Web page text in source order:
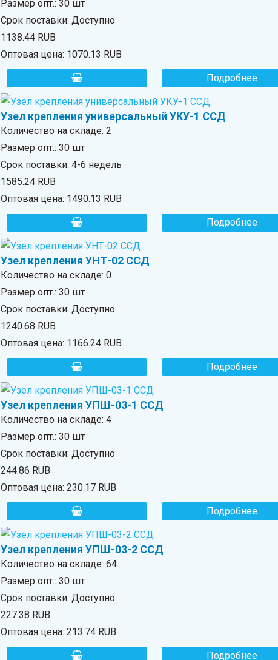
Размер опт.: 30 шт
Срок поставки: Доступно
1138.44 RUB
Оптовая цена: 1070.13 RUB
Подробнее
Узел крепления универсальный УКУ-1 ССД
Количество на складе: 2
Размер опт.: 30 шт
Срок поставки: 4-6 недель
1585.24 RUB
Оптовая цена: 1490.13 RUB
Подробнее
Узел крепления УНТ-02 ССД
Количество на складе: 0
Размер опт.: 30 шт
Срок поставки: Доступно
1240.68 RUB
Оптовая цена: 1166.24 RUB
Подробнее
Узел крепления УПШ-03-1 ССД
Количество на складе: 4
Размер опт.: 30 шт
Срок поставки: Доступно
244.86 RUB
Оптовая цена: 230.17 RUB
Подробнее
Узел крепления УПШ-03-2 ССД
Количество на складе: 64
Размер опт.: 30 шт
Срок поставки: Доступно
227.38 RUB
Оптовая цена: 213.74 RUB
Подробнее